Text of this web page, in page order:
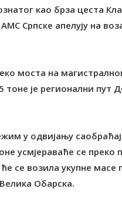
као брза цеста
Српске апелују на
моста на
је регионални пут
у одвијању
усмјераваће се преко
се возила укупне масе
Обарска.